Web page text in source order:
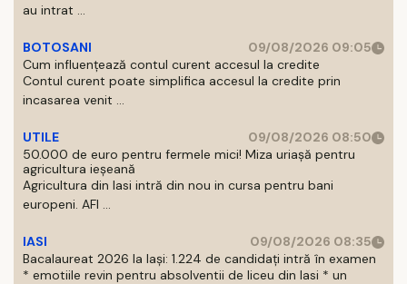
au intrat ...
BOTOSANI
09/08/2026 09:05
Cum influențează contul curent accesul la credite
Contul curent poate simplifica accesul la credite prin
incasarea venit ...
UTILE
09/08/2026 08:50
50.000 de euro pentru fermele mici! Miza uriașă pentru
agricultura ieșeană
Agricultura din Iasi intră din nou in cursa pentru bani
europeni. AFI ...
IASI
09/08/2026 08:35
Bacalaureat 2026 la Iași: 1.224 de candidați intră în examen
* emotiile revin pentru absolventii de liceu din Iasi * un